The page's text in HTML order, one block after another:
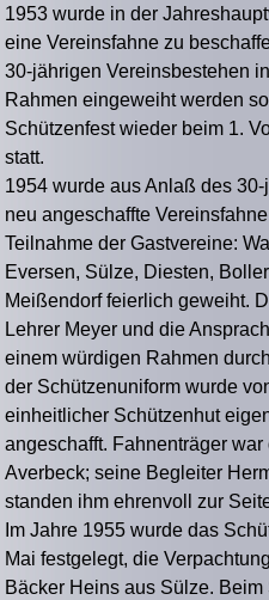
1953 wurde in der
eine Vereinsfahne zu
30-jährigen Vereinsbestehen
Rahmen eingeweiht werden
Schützenfest wieder beim 1.
statt.
1954 wurde aus Anlaß des
neu angeschaffte
Teilnahme der Gastvereine:
Eversen, Sülze, Diesten,
Meißendorf feierlich geweiht.
Lehrer Meyer und die
einem würdigen Rahmen
der Schützenuniform wurde
einheitlicher Schützenhut
angeschafft. Fahnenträger
Averbeck; seine Begleiter
standen ihm ehrenvoll zur
Im Jahre 1955 wurde das
Mai festgelegt, die
Bäcker Heins aus Sülze.